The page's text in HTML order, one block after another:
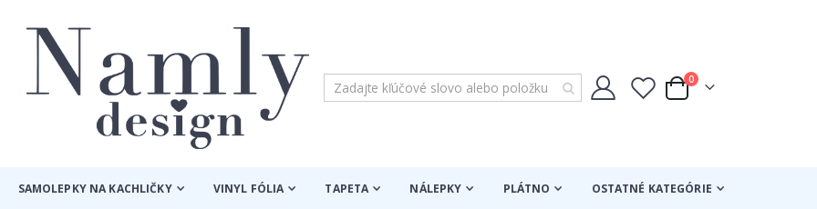
Cart
0položky
SAMOLEPKY NA KACHLIČKY VINYL FÓLIA TAPETA NÁLEPKY PLÁTNO OSTATNÉ KATEGÓRIE